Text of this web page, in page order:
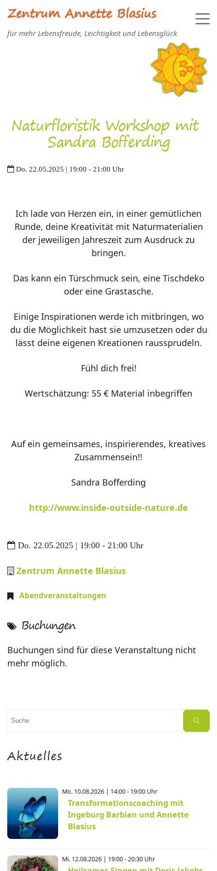
Zentrum Annette Blasius
für mehr Lebensfreude, Leichtigkeit und Lebensglück
Naturfloristik Workshop mit
Sandra Bofferding
Do. 22.05.2025 | 19:00 - 21:00 Uhr
Ich lade von Herzen ein, in einer gemütlichen
Runde, deine Kreativität mit Naturmaterialien
der jeweiligen Jahreszeit zum Ausdruck zu
bringen.
Das kann ein Türschmuck sein, eine Tischdeko
oder eine Grastasche.
Einige Inspirationen werde ich mitbringen, wo
du die Möglichkeit hast sie umzusetzen oder du
lässt deine eigenen Kreationen raussprudeln.
Fühl dich frei!
Wertschätzung: 55 € Material inbegriffen
Auf ein gemeinsames, inspirierendes, kreatives
Zusammensein!!
Sandra Bofferding
http://www.inside-outside-nature.de
Do. 22.05.2025 | 19:00 - 21:00 Uhr
Zentrum Annette Blasius
Abendveranstaltungen
Buchungen
Buchungen sind für diese Veranstaltung nicht
mehr möglich.
Suchen
Suche
Aktuelles
Mo. 10.08.2026 | 14:00 - 19:00 Uhr
Transformationscoaching mit
Ingeburg Barbian und Annette
Blasius
Mi. 12.08.2026 | 19:00 - 20:30 Uhr